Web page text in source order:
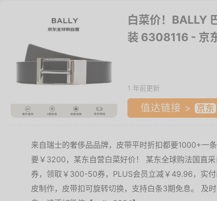
白菜价！BALLY
装 6308116 - 京
1 年前更新
值达链接 >
来自瑞士的奢侈品品牌，皮带平时折扣都要1000+一
要￥3200，某东自营白菜好价！ 某东全球购法国直
券，领取￥300-50券，PLUS会员立减￥49.96，实
皮制作，皮带扣可旋转切换，支持白条3期免息。 及